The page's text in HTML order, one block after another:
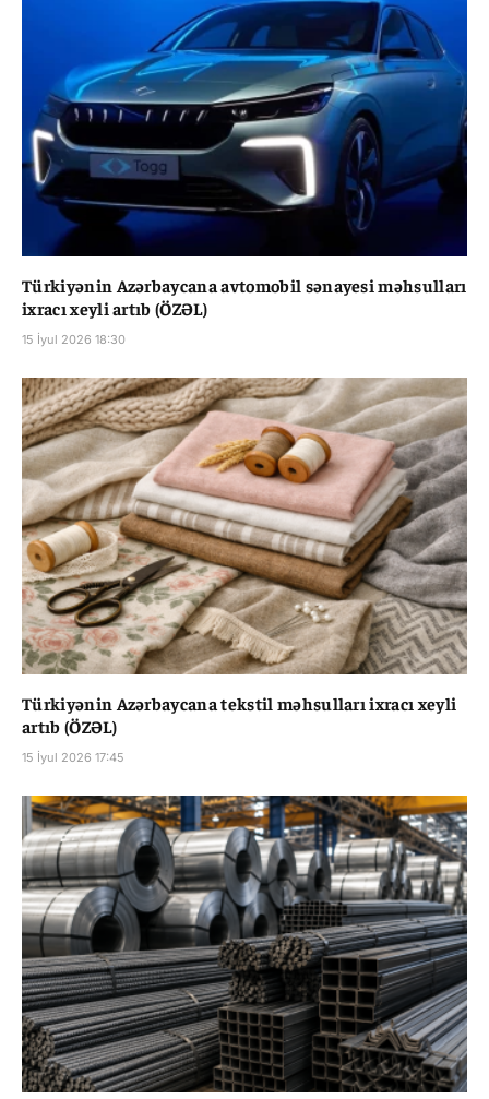
Türkiyənin Azərbaycana avtomobil sənayesi məhsulları
ixracı xeyli artıb (ÖZƏL)
15 İyul 2026 18:30
Türkiyənin Azərbaycana tekstil məhsulları ixracı xeyli
artıb (ÖZƏL)
15 İyul 2026 17:45